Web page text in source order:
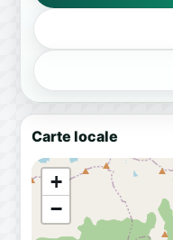
Carte locale
+
−